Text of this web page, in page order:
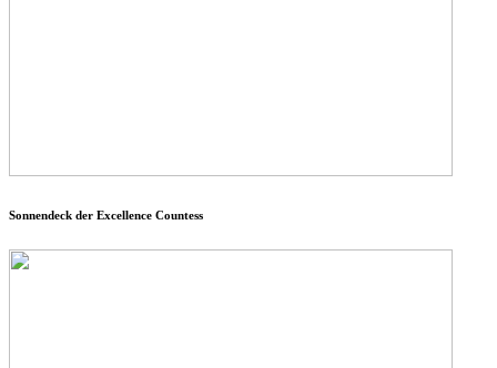
Sonnendeck der Excellence Countess